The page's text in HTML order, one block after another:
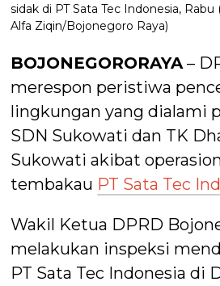
sidak di PT Sata Tec Indonesia, Rabu
Alfa Ziqin/Bojonegoro Raya)
BOJONEGORORAYA –
merespon peristiwa
lingkungan yang dialami
SDN Sukowati dan TK
Sukowati akibat
tembakau PT Sata Tec
Wakil Ketua DPRD
melakukan inspeksi
PT Sata Tec Indonesia di